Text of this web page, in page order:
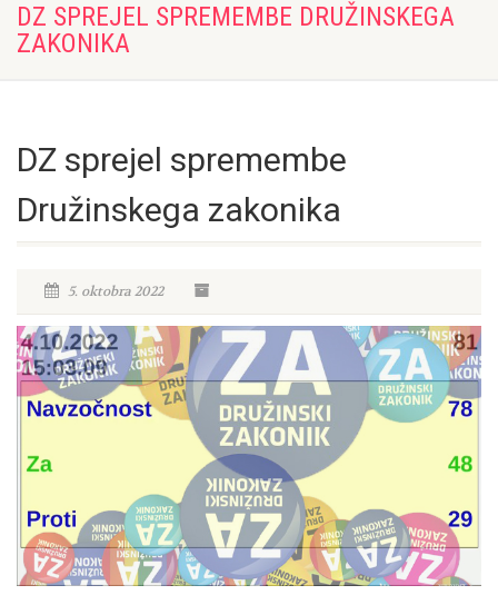
DZ SPREJEL SPREMEMBE DRUŽINSKEGA
ZAKONIKA
DZ sprejel spremembe
Družinskega zakonika
5. oktobra 2022